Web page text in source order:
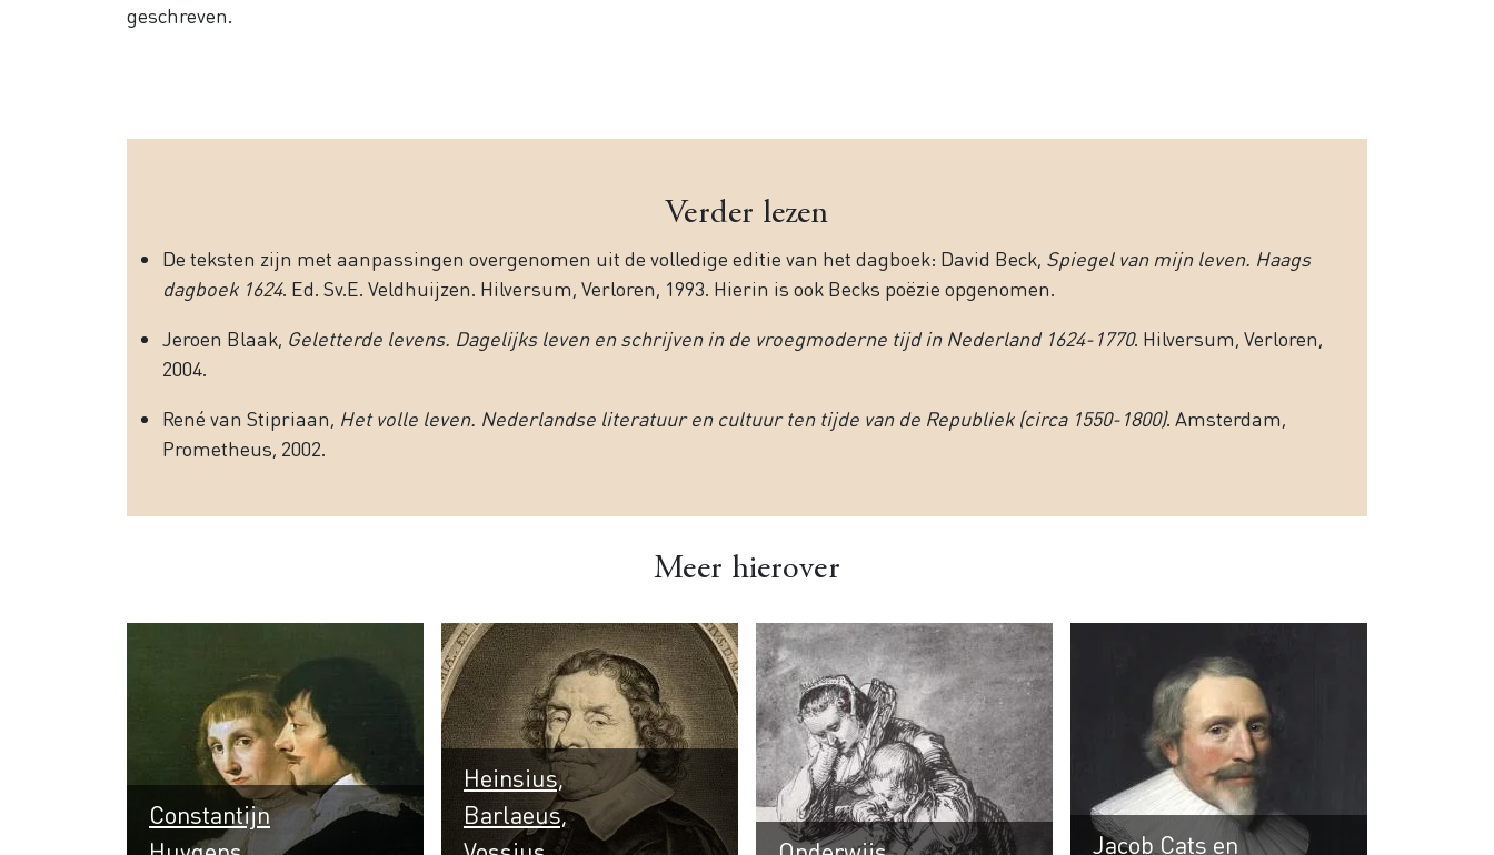
geschreven.
Verder lezen
De teksten zijn met aanpassingen overgenomen uit de volledige editie van het dagboek: David Beck, Spiegel van mijn leven. Haags
dagboek 1624. Ed. Sv.E. Veldhuijzen. Hilversum, Verloren, 1993. Hierin is ook Becks poëzie opgenomen.
Jeroen Blaak, Geletterde levens. Dagelijks leven en schrijven in de vroegmoderne tijd in Nederland 1624-1770. Hilversum, Verloren,
2004.
René van Stipriaan, Het volle leven. Nederlandse literatuur en cultuur ten tijde van de Republiek (circa 1550-1800). Amsterdam,
Prometheus, 2002.
Meer hierover
Constantijn
Heinsius,
Barlaeus,
Jacob Cats en